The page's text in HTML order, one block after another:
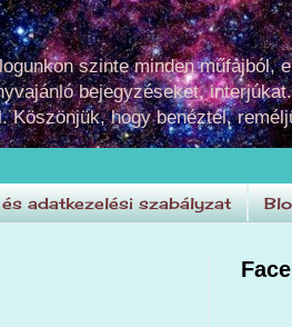
szinte minden műfajból,
bejegyzéseket,
Köszönjük, hogy benéztél,
adatkezelési szabályzat